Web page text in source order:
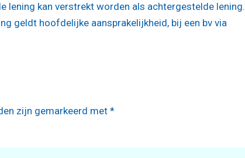
lening kan verstrekt worden als achtergestelde lening.
geldt hoofdelijke aansprakelijkheid, bij een bv via
zijn gemarkeerd met *